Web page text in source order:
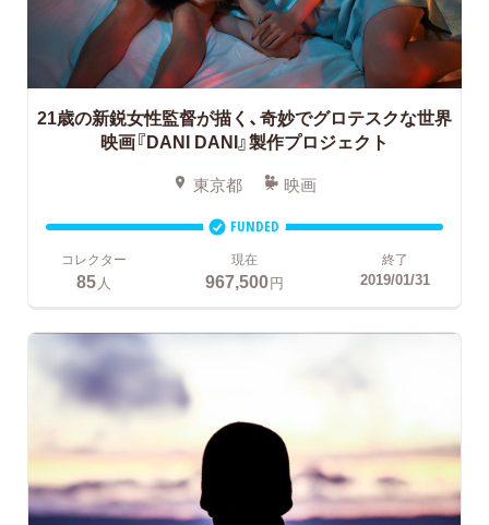
21歳の新鋭女性監督が描く、奇妙でグロテスクな世界
映画『DANI DANI』製作プロジェクト
東京都 映画
FUNDED
コレクター
85 人
現在
967,500円
終了
2019/01/31